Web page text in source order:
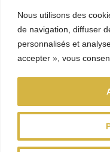
Nous utilisons des
de navigation, diffuser
personnalisés et
accepter », vous